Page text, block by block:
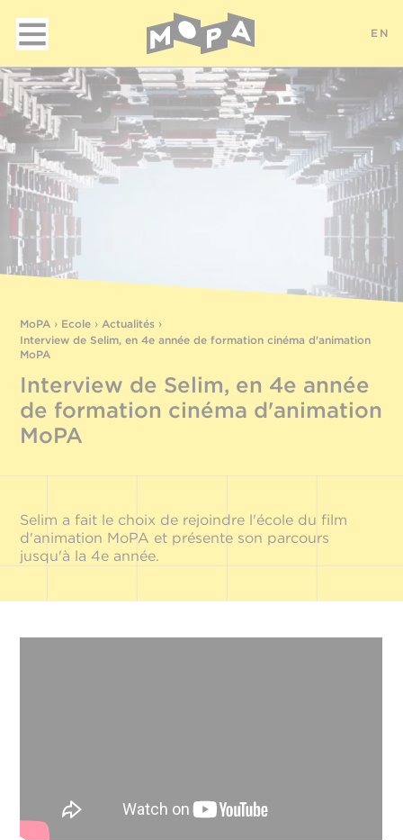
EN
MoPA › Ecole ›Actualités ›
Interview de Selim, en 4e année de formation cinéma d'animation
MoPA
Interview de Selim, en 4e année
de formation cinéma d'animation
MoPA
Selim a fait le choix de rejoindre l'école du film
d'animation MoPA et présente son parcours
jusqu'à la 4e année.